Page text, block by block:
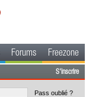
Forums Freezone
S'inscrire
Pass oublié ?